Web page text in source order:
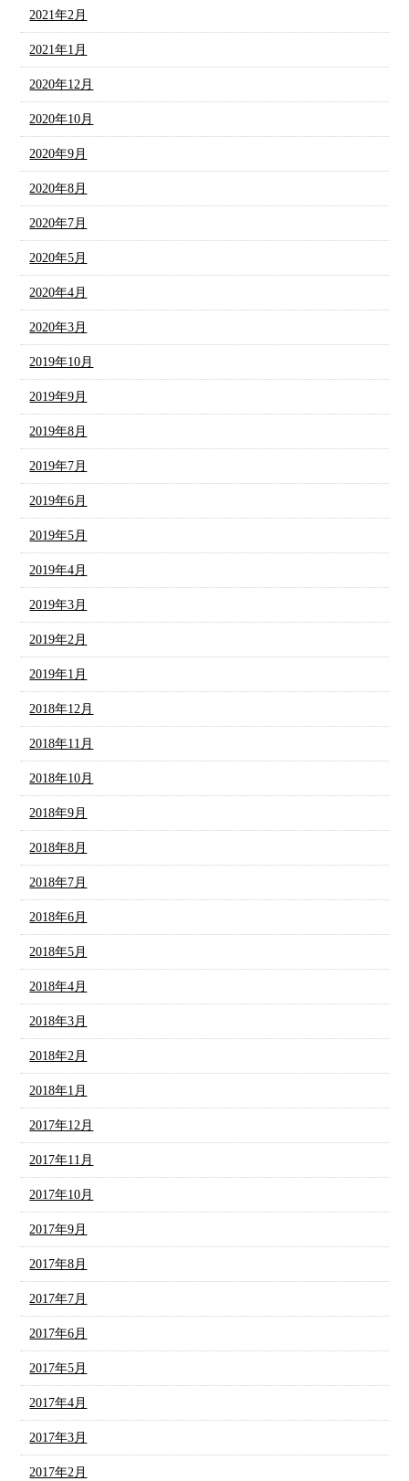
2021年2月
2021年1月
2020年12月
2020年10月
2020年9月
2020年8月
2020年7月
2020年5月
2020年4月
2020年3月
2019年10月
2019年9月
2019年8月
2019年7月
2019年6月
2019年5月
2019年4月
2019年3月
2019年2月
2019年1月
2018年12月
2018年11月
2018年10月
2018年9月
2018年8月
2018年7月
2018年6月
2018年5月
2018年4月
2018年3月
2018年2月
2018年1月
2017年12月
2017年11月
2017年10月
2017年9月
2017年8月
2017年7月
2017年6月
2017年5月
2017年4月
2017年3月
2017年2月